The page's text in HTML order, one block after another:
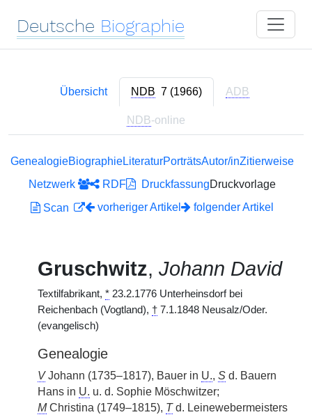
Deutsche Biographie
Übersicht NDB 7 (1966) ADB
NDB-online
GenealogieBiographieLiteraturPorträtsAutor/inZitierweise
Netzwerk
RDF DruckfassungDruckvorlage
Scan
vorheriger Artikel folgender Artikel
Gruschwitz, Johann David
Textilfabrikant, * 23.2.1776 Unterheinsdorf bei
Reichenbach (Vogtland), † 7.1.1848 Neusalz/Oder.
(evangelisch)
Genealogie
VJohann (1735–1817), Bauer in U., S d. Bauern
Hans in U. u. d. Sophie Möschwitzer;
MChristina (1749–1815), Td. Leinewebermeisters